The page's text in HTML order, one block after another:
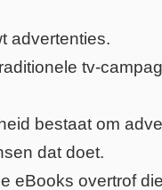
advertenties.
tv-
bestaat om
dat doet.
eBooks overtrof